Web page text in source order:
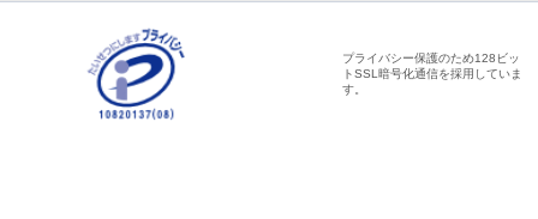
プライバシー保護のため128ビッ
トSSL暗号化通信を採用していま
す。